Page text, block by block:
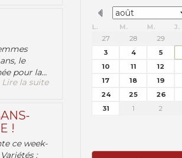
le
pour la...
Lire la suite
!
ce week-
:
L. M. M. J.
27
28 29
3
4 5
10
11 12
17
18 19
24
25 26
31
1 2